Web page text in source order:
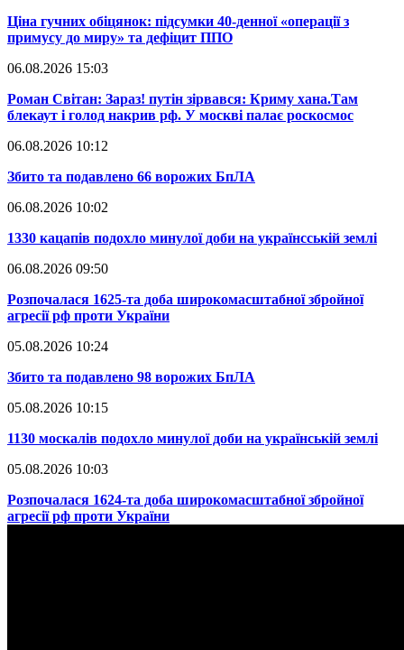
​Ціна гучних обіцянок: підсумки 40-денної «операції з
примусу до миру» та дефіцит ППО
06.08.2026 15:03
​Роман Світан: Зараз! путін зірвався: Криму хана.Там
блекаут і голод накрив рф. У москві палає роскосмос
06.08.2026 10:12
​Збито та подавлено 66 ворожих БпЛА
06.08.2026 10:02
​1330 кацапів подохло минулої доби на українсській землі
06.08.2026 09:50
​Розпочалася 1625-та доба широкомасштабної збройної
агресії рф проти України
05.08.2026 10:24
​Збито та подавлено 98 ворожих БпЛА
05.08.2026 10:15
​1130 москалів подохло минулої доби на українській землі
05.08.2026 10:03
​Розпочалася 1624-та доба широкомасштабної збройної
агресії рф проти України